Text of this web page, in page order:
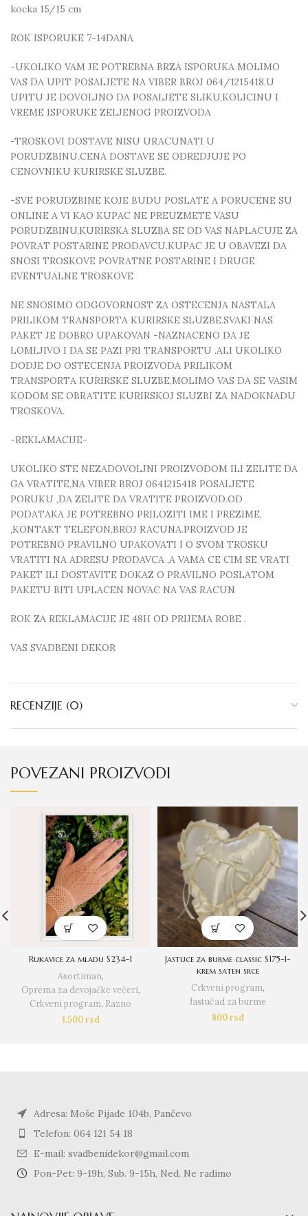
kocka 15/15 cm
ROK ISPORUKE 7-14DANA
-UKOLIKO VAM JE POTREBNA BRZA ISPORUKA MOLIMO
VAS DA UPIT POSALJETE NA VIBER BROJ 064/1215418.U
UPITU JE DOVOLJNO DA POSALJETE SLIKU,KOLICINU I
VREME ISPORUKE ZELJENOG PROIZVODA
-TROSKOVI DOSTAVE NISU URACUNATI U
PORUDZBINU.CENA DOSTAVE SE ODREDJUJE PO
CENOVNIKU KURIRSKE SLUZBE.
-SVE PORUDZBINE KOJE BUDU POSLATE A PORUCENE SU
ONLINE A VI KAO KUPAC NE PREUZMETE VASU
PORUDZBINU,KURIRSKA SLUZBA SE OD VAS NAPLACUJE ZA
POVRAT POSTARINE PRODAVCU.KUPAC JE U OBAVEZI DA
SNOSI TROSKOVE POVRATNE POSTARINE I DRUGE
EVENTUALNE TROSKOVE
NE SNOSIMO ODGOVORNOST ZA OSTECENJA NASTALA
PRILIKOM TRANSPORTA KURIRSKE SLUZBE.SVAKI NAS
PAKET JE DOBRO UPAKOVAN -NAZNACENO DA JE
LOMLJIVO I DA SE PAZI PRI TRANSPORTU .ALI UKOLIKO
DODJE DO OSTECENJA PROIZVODA PRILIKOM
TRANSPORTA KURIRSKE SLUZBE,MOLIMO VAS DA SE VASIM
KODOM SE OBRATITE KURIRSKOJ SLUZBI ZA NADOKNADU
TROSKOVA.
-REKLAMACIJE-
UKOLIKO STE NEZADOVOLJNI PROIZVODOM ILI ZELITE DA
GA VRATITE,NA VIBER BROJ 0641215418 POSALJETE
PORUKU ,DA ZELITE DA VRATITE PROIZVOD.OD
PODATAKA JE POTREBNO PRILOZITI IME I PREZIME,
,KONTAKT TELEFON,BROJ RACUNA.PROIZVOD JE
POTREBNO PRAVILNO UPAKOVATI I O SVOM TROSKU
VRATITI NA ADRESU PRODAVCA ,A VAMA CE CIM SE VRATI
PAKET ILI DOSTAVITE DOKAZ O PRAVILNO POSLATOM
PAKETU BITI UPLACEN NOVAC NA VAS RACUN
ROK ZA REKLAMACIJE JE 48H OD PRIJEMA ROBE .
VAS SVADBENI DEKOR
RECENZIJE (0)
POVEZANI PROIZVODI
Rukavice za mladu S234-1
Asortiman,
Oprema za devojačke večeri,
Crkveni program, Razno
1.500rsd
Jastuce za burme classic S175-1-
krem saten srce
Crkveni program,
Jastučad za burme
800rsd
Adresa: Moše Pijade 104b, Pančevo
Telefon: 064 121 54 18
E-mail: svadbenidekor@gmail.com
Pon-Pet: 9-19h, Sub. 9-15h, Ned. Ne radimo